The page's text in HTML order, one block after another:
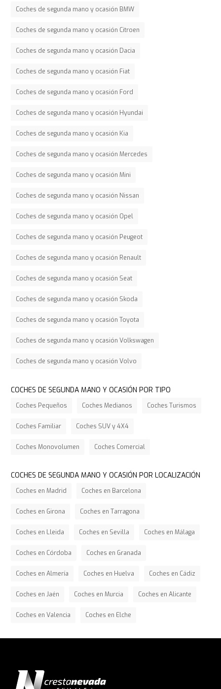
Coches de segunda mano y ocasión BMW
Coches de segunda mano y ocasión Citroen
Coches de segunda mano y ocasión Dacia
Coches de segunda mano y ocasión Fiat
Coches de segunda mano y ocasión Ford
Coches de segunda mano y ocasión Hyundai
Coches de segunda mano y ocasión Kia
Coches de segunda mano y ocasión Mercedes
Coches de segunda mano y ocasión Mini
Coches de segunda mano y ocasión Nissan
Coches de segunda mano y ocasión Opel
Coches de segunda mano y ocasión Peugeot
Coches de segunda mano y ocasión Renault
Coches de segunda mano y ocasión Seat
Coches de segunda mano y ocasión Skoda
Coches de segunda mano y ocasión Toyota
Coches de segunda mano y ocasión Volkswagen
Coches de segunda mano y ocasión Volvo
COCHES DE SEGUNDA MANO Y OCASIÓN POR TIPO
Coches Pequeños Coches Medianos Coches Turismos
Coches Familiar Coches SUV y 4X4
Coches Monovolumen Coches Comercial
COCHES DE SEGUNDA MANO Y OCASIÓN POR LOCALIZACIÓN
Coches en Madrid Coches en Barcelona
Coches en Girona Coches en Tarragona
Coches en Lleida Coches en Sevilla Coches en Málaga
Coches en Córdoba Coches en Granada
Coches en Almería Coches en Huelva Coches en Cádiz
Coches en Jaén Coches en Murcia Coches en Alicante
Coches en Valencia Coches en Elche